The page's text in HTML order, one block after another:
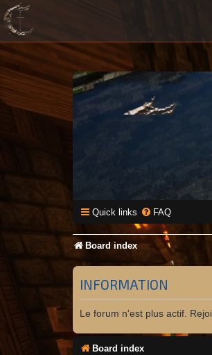
Quick links FAQ
Board index
INFORMATION
Le forum n'est plus actif.
Board index